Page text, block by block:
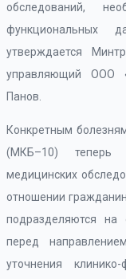
обследований,
функциональных
утверждается
управляющий ООО
Панов.
Конкретным
(МКБ–10) теперь
медицинских
отношении
подразделяются на
перед
уточнения